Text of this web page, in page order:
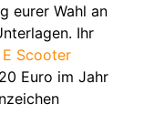
eurer Wahl an
Ihr
E Scooter
Euro im Jahr